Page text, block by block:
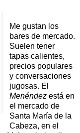
Me gustan los
bares de mercado.
Suelen tener
tapas calientes,
precios populares
y conversaciones
jugosas. El
Menéndezestá en
el mercado de
Santa María de la
Cabeza, en el